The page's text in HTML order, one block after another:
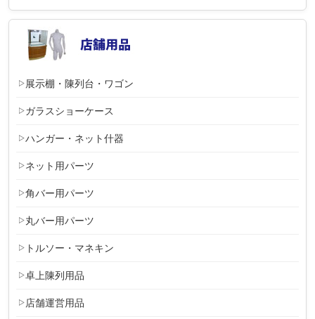
展示棚・陳列台・ワゴン
ガラスショーケース
ハンガー・ネット什器
ネット用パーツ
角バー用パーツ
丸バー用パーツ
トルソー・マネキン
卓上陳列用品
店舗運営用品